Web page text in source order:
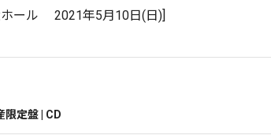
ホール 2021年5月10日(日)]
限定盤 | CD